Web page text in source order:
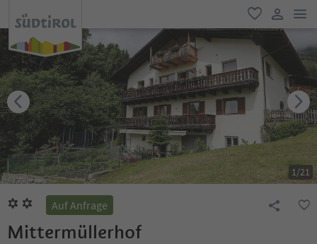
favorit
user link
1/21
Auf Anfrage
Mittermüllerhof